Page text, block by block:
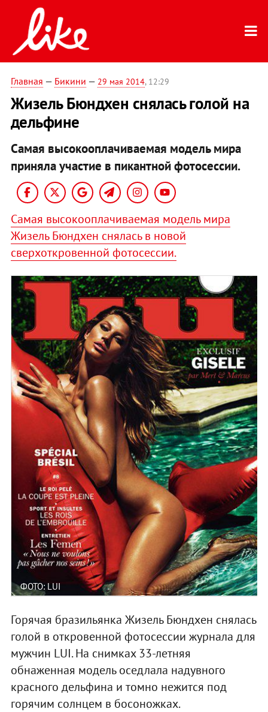
Главная — Бикини — 29 мая 2014, 12:29
Жизель Бюндхен снялась голой на
дельфине
Самая высокооплачиваемая модель мира
приняла участие в пикантной фотосессии.
Самая высокооплачиваемая модель мира
Жизель Бюндхен снялась в новой
сверхоткровенной фотосессии.
ФОТО: LUI
Горячая бразильянка Жизель Бюндхен снялась
голой в откровенной фотосессии журнала для
мужчин LUI. На снимках 33-летняя
обнаженная модель оседлала надувного
красного дельфина и томно нежится под
горячим солнцем в босоножках.